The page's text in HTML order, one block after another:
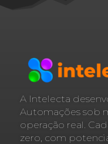
A Intelecta
Automações sob
operação real.
zero, com